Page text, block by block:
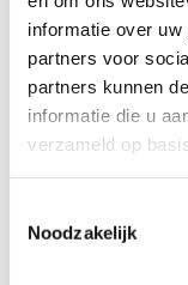
informatie over
partners voor
partners kunnen
informatie die u
verzameld op
Noodzakelijk
la série Forged
fabriqués à la
manche des
inoxydable courbé.
la tête est fermée
manche est ouvert